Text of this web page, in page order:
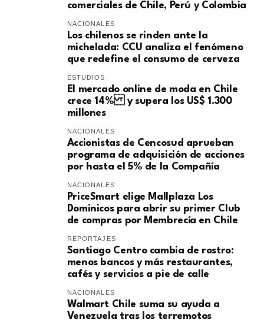
comerciales de Chile, Perú y Colombia
NACIONALES
Los chilenos se rinden ante la
michelada: CCU analiza el fenómeno
que redefine el consumo de cerveza
ESTUDIOS
El mercado online de moda en Chile
crece 14% y supera los US$ 1.300
millones
NACIONALES
Accionistas de Cencosud aprueban
programa de adquisición de acciones
por hasta el 5% de la Compañía
NACIONALES
PriceSmart elige Mallplaza Los
Dominicos para abrir su primer Club
de compras por Membrecía en Chile
REPORTAJES
Santiago Centro cambia de rostro:
menos bancos y más restaurantes,
cafés y servicios a pie de calle
NACIONALES
Walmart Chile suma su ayuda a
Venezuela tras los terremotos